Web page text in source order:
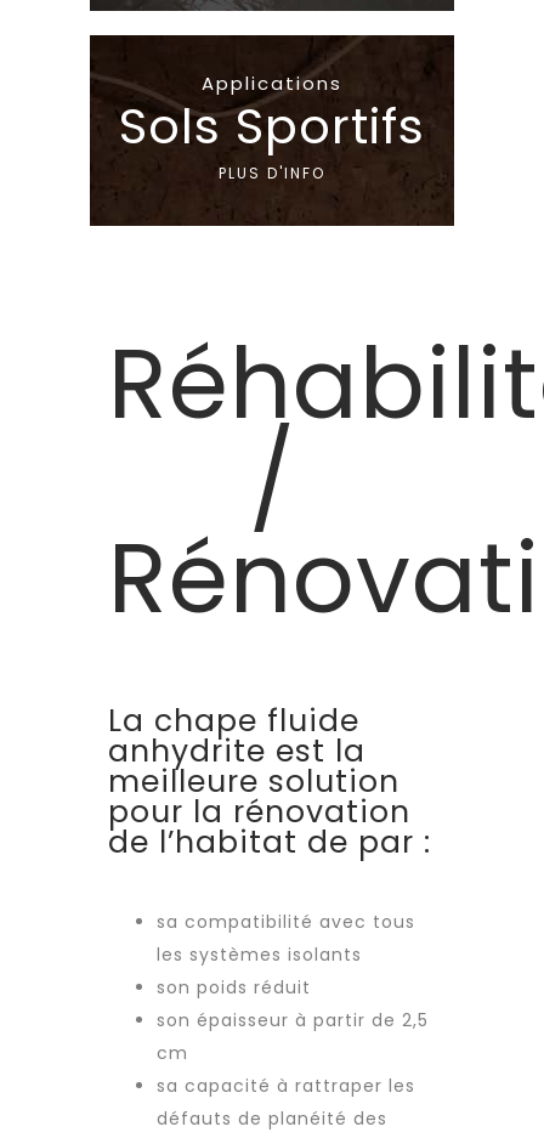
Applications
Sols Sportifs
PLUS D'INFO
/
La chape fluide
anhydrite est la
meilleure solution
pour la rénovation
de l’habitat de par :
sa compatibilité avec tous
les systèmes isolants
son poids réduit
son épaisseur à partir de 2,5
cm
sa capacité à rattraper les
défauts de planéité des